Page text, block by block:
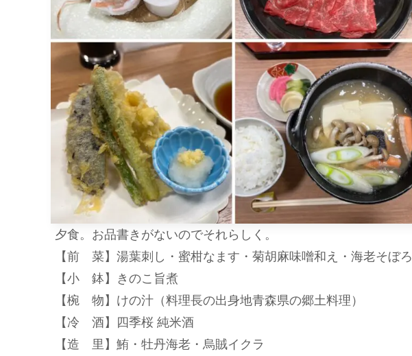
夕食。お品書きがないのでそれらしく。
【前 菜】湯葉刺し・蜜柑なます・菊胡麻味噌和え・海老そぼろ
【小 鉢】きのこ旨煮
【椀 物】けの汁（料理長の出身地青森県の郷土料理）
【冷 酒】四季桜 純米酒
【造 里】鮪・牡丹海老・烏賊イクラ